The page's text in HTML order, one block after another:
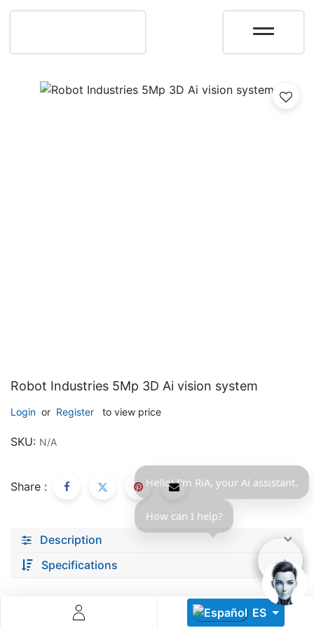
ES
Robot Industries 5Mp 3D Ai vision system
Login or Register to view price
SKU: N/A
Share :
Description
Specifications
Monitorizare în timp real și analiză date
Conectează roboți, software și servicii într-o singură
Scalabil de la 1 robot la zeci de unități
Hello! I'm RiA, your Ai assistant.
How can I help?